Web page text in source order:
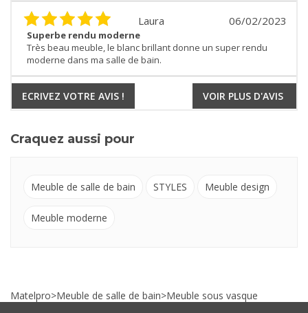
06/02/2023
Laura
Superbe rendu moderne
Très beau meuble, le blanc brillant donne un super rendu
moderne dans ma salle de bain.
ECRIVEZ VOTRE AVIS ! VOIR PLUS D'AVIS
Craquez aussi pour
Meuble de salle de bain STYLES Meuble design
Meuble moderne
Matelpro>Meuble de salle de bain>Meuble sous vasque